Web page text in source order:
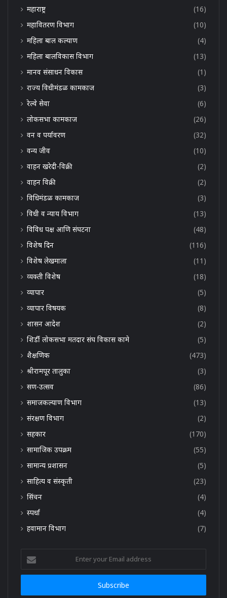
महाराष्ट्र
(16)
महावितरण विभाग
(10)
महिला बाल कल्याण
(4)
महिला बालविकास विभाग
(13)
मानव संसाधन विकास
(1)
राज्य विधीमंडळ कामकाज
(3)
रेल्वे सेवा
(6)
लोकसभा कामकाज
(26)
वन व पर्यावरण
(32)
वन्य जीव
(10)
वाहन खरेदी-विक्री
(2)
वाहन विक्री
(2)
विधिमंडळ कामकाज
(3)
विधी व न्याय विभाग
(13)
विविध पक्ष आणि संघटना
(48)
विशेष दिन
(116)
विशेष लेखमाला
(11)
व्यक्ती विशेष
(18)
व्यापार
(5)
व्यापार विषयक
(8)
शासन आदेश
(2)
शिर्डी लोकसभा मतदार संघ विकास कामे
(5)
शैक्षणिक
(473)
श्रीरामपूर तालुका
(3)
सण-उत्सव
(86)
समाजकल्याण विभाग
(13)
संरक्षण विभाग
(2)
सहकार
(170)
सामाजिक उपक्रम
(55)
सामान्य प्रशासन
(5)
साहित्य व संस्कृती
(23)
सिंचन
(4)
स्पर्धा
(4)
हवामान विभाग
(7)
your
Email